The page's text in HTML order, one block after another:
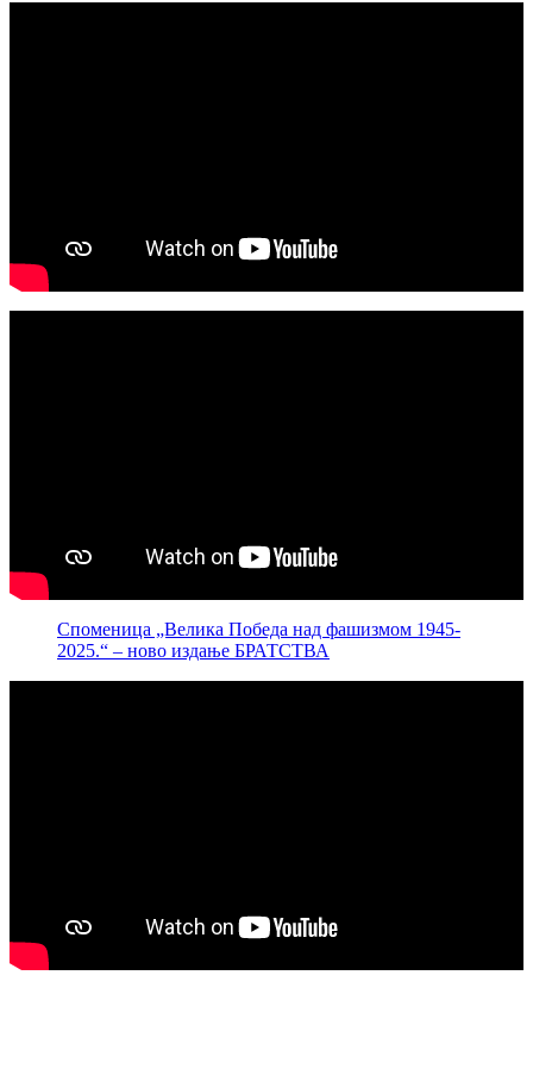
Споменица „Велика Победа над фашизмом 1945-
2025.“ – ново издање БРАТСТВА